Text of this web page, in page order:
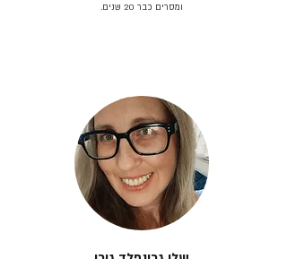
ומסרים כבר 20 שנים.